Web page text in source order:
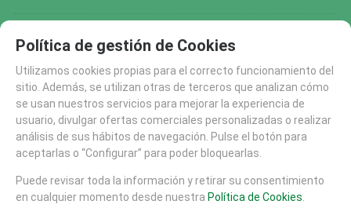
SOLICITAR MÁS INFO RECOMENDAR
CATÁLOGO
AREAS DE JUEGO
TIROLINAS (27)
CONJUNTOS MODULARES (207)
TOBOGANES (89)
Política de gestión de Cookies
Utilizamos cookies propias para el correcto funcionamiento del
sitio. Además, se utilizan otras de terceros que analizan cómo
se usan nuestros servicios para mejorar la experiencia de
usuario, divulgar ofertas comerciales personalizadas o realizar
análisis de sus hábitos de navegación. Pulse el botón para
aceptarlas o “Configurar” para poder bloquearlas.
Puede revisar toda la información y retirar su consentimiento
en cualquier momento desde nuestra Política de Cookies